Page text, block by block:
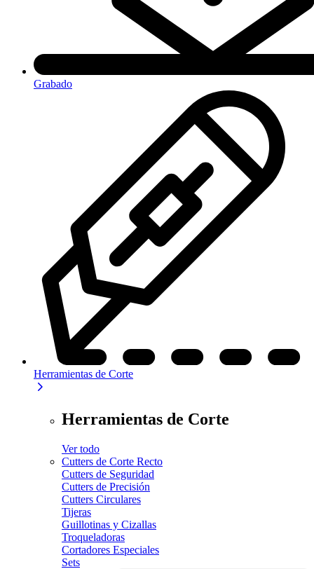
Grabado
Herramientas de Corte
Herramientas de Corte
Ver todo
Cutters de Corte Recto
Cutters de Seguridad
Cutters de Precisión
Cutters Circulares
Tijeras
Guillotinas y Cizallas
Troqueladoras
Cortadores Especiales
Sets